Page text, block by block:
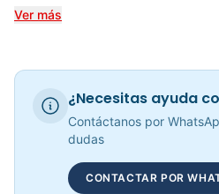
COP
Ver más
¿Necesitas ayuda
Contáctanos por
dudas
CONTACTAR POR